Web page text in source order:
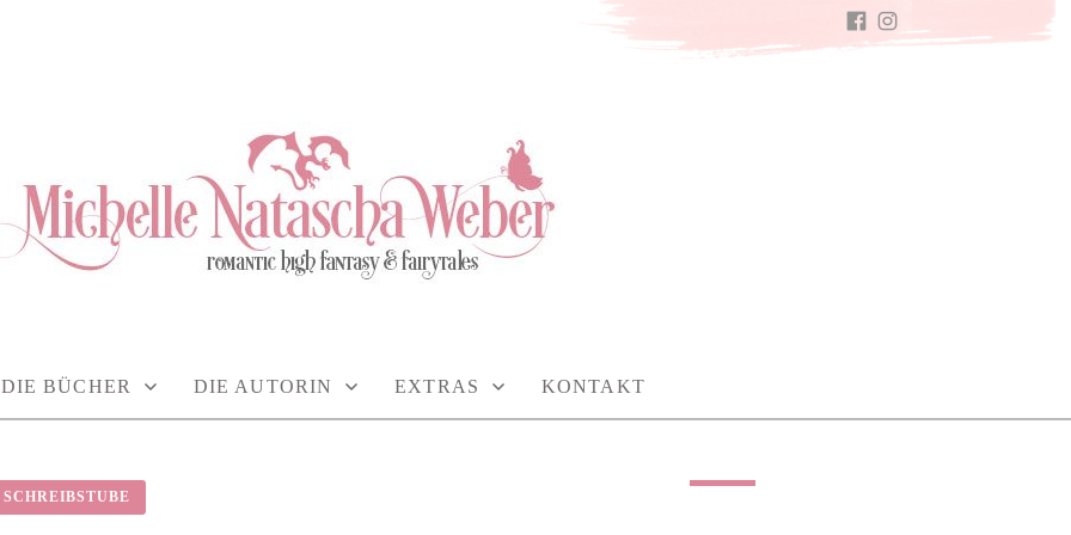
FACEBOOK
DIE BÜCHER DIE AUTORIN EXTRAS KONTAKT
SCHREIBSTUBE